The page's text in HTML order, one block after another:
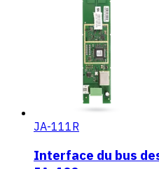
JA-111R
Interface du bus